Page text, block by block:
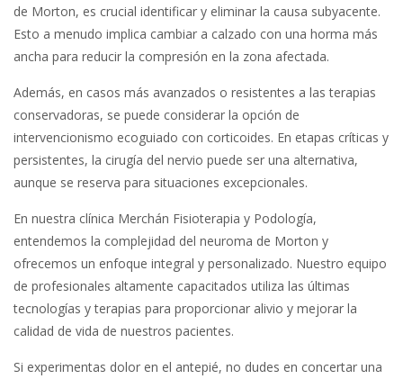
de Morton, es crucial identificar y eliminar la causa subyacente.
Esto a menudo implica cambiar a calzado con una horma más
ancha para reducir la compresión en la zona afectada.
Además, en casos más avanzados o resistentes a las terapias
conservadoras, se puede considerar la opción de
intervencionismo ecoguiado con corticoides. En etapas críticas y
persistentes, la cirugía del nervio puede ser una alternativa,
aunque se reserva para situaciones excepcionales.
En nuestra clínica Merchán Fisioterapia y Podología,
entendemos la complejidad del neuroma de Morton y
ofrecemos un enfoque integral y personalizado. Nuestro equipo
de profesionales altamente capacitados utiliza las últimas
tecnologías y terapias para proporcionar alivio y mejorar la
calidad de vida de nuestros pacientes.
Si experimentas dolor en el antepié, no dudes en concertar una